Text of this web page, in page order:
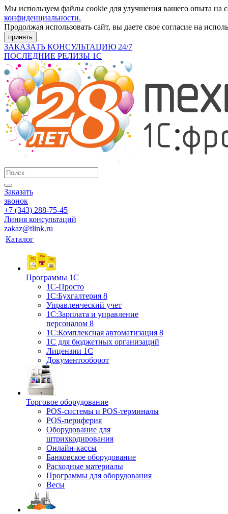
Мы используем файлы cookie для улучшения вашего опыта
конфиденциальности.
Продолжая использовать сайт, вы даете свое согласие на
принять
ЗАКАЗАТЬ КОНСУЛЬТАЦИЮ 24/7
ПОСЛЕДНИЕ РЕЛИЗЫ 1С
Заказать
звонок
+7 (343) 288-75-45
Линия консультаций
zakaz@tlink.ru
Каталог
Программы 1С
1С-Просто
1С:Бухгалтерия 8
Управленческий учет
1С:Зарплата и управление
персоналом 8
1C:Комплексная автоматизация 8
1С для бюджетных организаций
Лицензии 1С
Документооборот
Торговое оборудование
POS-системы и POS-терминалы
POS-периферия
Оборудование для
штрихкодирования
Онлайн-кассы
Банковское оборудование
Расходные материалы
Программы для оборудования
Весы